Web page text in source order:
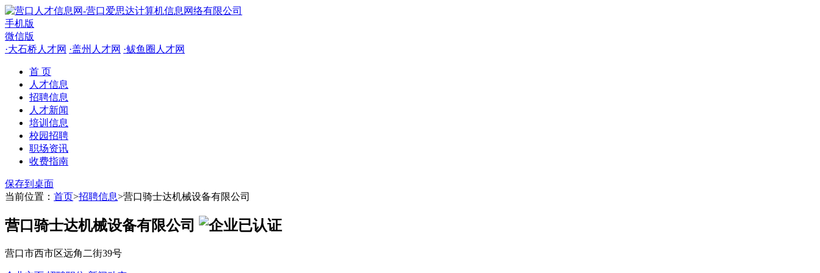
手机版
微信版
·大石桥人才网 ·盖州人才网 ·鲅鱼圈人才网
首 页
人才信息
招聘信息
人才新闻
培训信息
校园招聘
职场资讯
收费指南
保存到桌面
当前位置： 首页>招聘信息>营口骑士达机械设备有限公司
营口骑士达机械设备有限公司
营口市西市区远角二街39号